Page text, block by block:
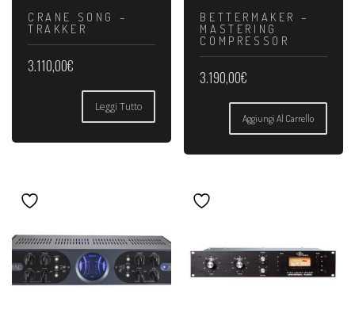
CRANE SONG –
TRAKKER
3.110,00€
Leggi Tutto
BETTERMAKER –
MASTERING
COMPRESSOR
3.190,00€
Aggiungi Al Carrello